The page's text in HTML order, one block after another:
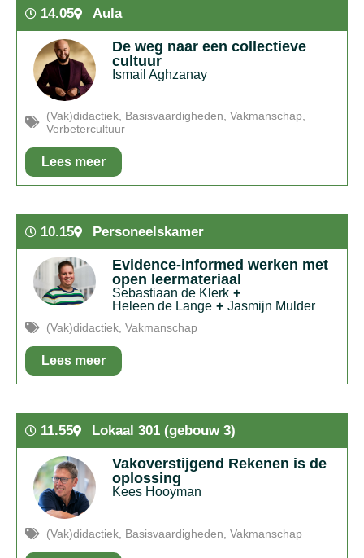
14.05 Aula
De weg naar een collectieve
cultuur
Ismail Aghzanay
(Vak)didactiek, Basisvaardigheden, Vakmanschap,
Verbetercultuur
Lees meer
te bieden, moet je als collectief aan de slag!
10.15 Personeelskamer
Evidence-informed werken met
open leermateriaal
Sebastiaan de Klerk +
Heleen de Lange + Jasmijn Mulder
(Vak)didactiek, Vakmanschap
Lees meer
praktijkvoorbeelden en tools vertellen we je meer over het
evidence-informed werken met open leermateriaal.
11.55 Lokaal 301 (gebouw 3)
Vakoverstijgend Rekenen is de
oplossing
Kees Hooyman
(Vak)didactiek Basisvaardigheden Vakmanschap